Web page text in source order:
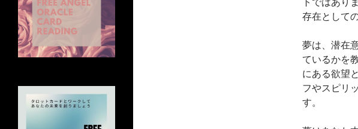
存在として
夢は、潜在
ているかを
にある欲望
フやスピリ
す。